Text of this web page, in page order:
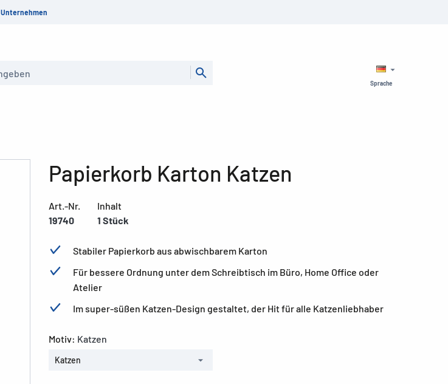
Unternehmen
Sprache
Papierkorb Karton Katzen
Art.-Nr.
19740
Inhalt
1 Stück
Stabiler Papierkorb aus abwischbarem Karton
Für bessere Ordnung unter dem Schreibtisch im Büro, Home Office oder
Atelier
Im super-süßen Katzen-Design gestaltet, der Hit für alle Katzenliebhaber
Motiv: Katzen
Katzen